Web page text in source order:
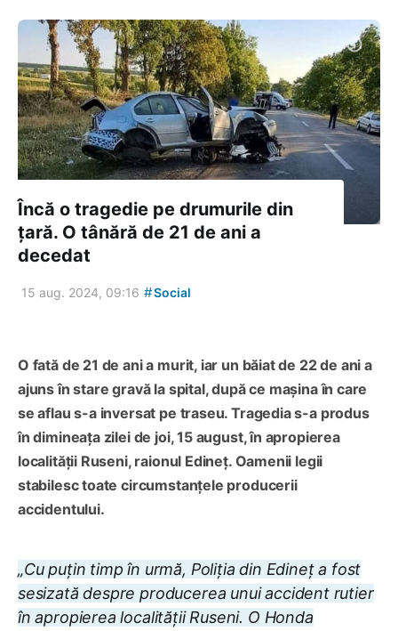
Încă o tragedie pe drumurile din
țară. O tânără de 21 de ani a
decedat
15 aug. 2024, 09:16 #Social
O fată de 21 de ani a murit, iar un băiat de 22 de ani a
ajuns în stare gravă la spital, după ce mașina în care
se aflau s-a inversat pe traseu. Tragedia s-a produs
în dimineața zilei de joi, 15 august, în apropierea
localității Ruseni, raionul Edineț. Oamenii legii
stabilesc toate circumstanțele producerii
accidentului.
„Cu puțin timp în urmă, Poliția din Edineț a fost
sesizată despre producerea unui accident rutier
în apropierea localității Ruseni. O Honda